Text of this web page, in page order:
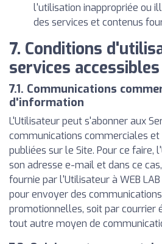
l'utilisation inappropriée ou
des services et contenus
7. Conditions
services
7.1. Communications
d'information
L'Utilisateur peut s'abonner aux
communications commerciales
publiées sur le Site. Pour ce faire,
son adresse e-mail et dans ce
fournie par l'Utilisateur à WEB
pour envoyer des
promotionnelles, soit par courrier
tout autre moyen de